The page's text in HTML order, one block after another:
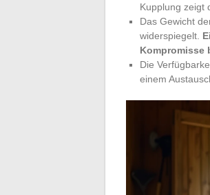
Kupplung zeigt
Das Gewicht
widerspiegelt.
Kompromisse
Die
einem